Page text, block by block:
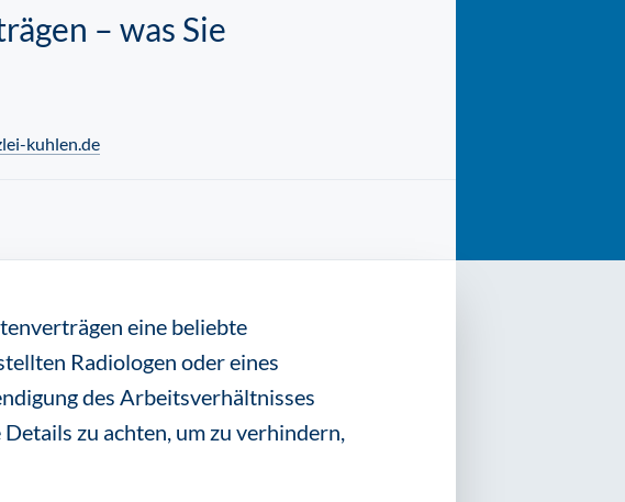
– was Sie
kuhlen.de
eine beliebte
Radiologen oder eines
des Arbeitsverhältnisses
zu achten, um zu verhindern,